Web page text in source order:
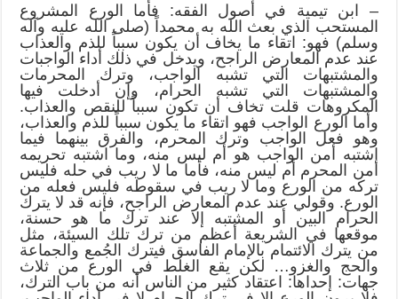
– ابن تيمية في أصول الفقه: فأما الورع المشروع
المستحب الذي بعث الله به محمداً (صلى الله عليه وآله
وسلم) فهو: اتقاء ما يخاف أن يكون سبباً للذم والعذاب
عند عدم المعارض الراجح، ويدخل في ذلك أداء الواجبات
والمشتبهات التي تشبه الواجب، وترك المحرمات
والمشتبهات التي تشبه الحرام، وإن أدخلت فيها
المكروهات قلت تخاف أن تكون سبباً للنقص والعذاب.
وأما الورع الواجب فهو اتقاء ما يكون سبباً للذم والعذاب،
وهو فعل الواجب وترك المحرم، والفرق بينهما فيما
اشتبه أمن الواجب هو أم ليس منه، وما اشتبه تحريمه
أمن المحرم أم ليس منه، فأما ما لا ريب في حله فليس
تركه من الورع وما لا ريب في سقوطه فليس فعله من
الورع. وقولي عند عدم المعارض الراجح، فإنه قد لا يترك
الحرام البين أو المشتبه إلا عند ترك ما هو حسنة،
موقعها في الشريعة أعظم من ترك تلك السيئة، مثل
من يترك الائتمام بالإمام الفاسق فيترك الجُمع والجماعة
والحج والغزو… لكن يقع الغلط في الورع من ثلاث
جهات: إحداها: اعتقاد كثير من الناس أنه من باب الترك،